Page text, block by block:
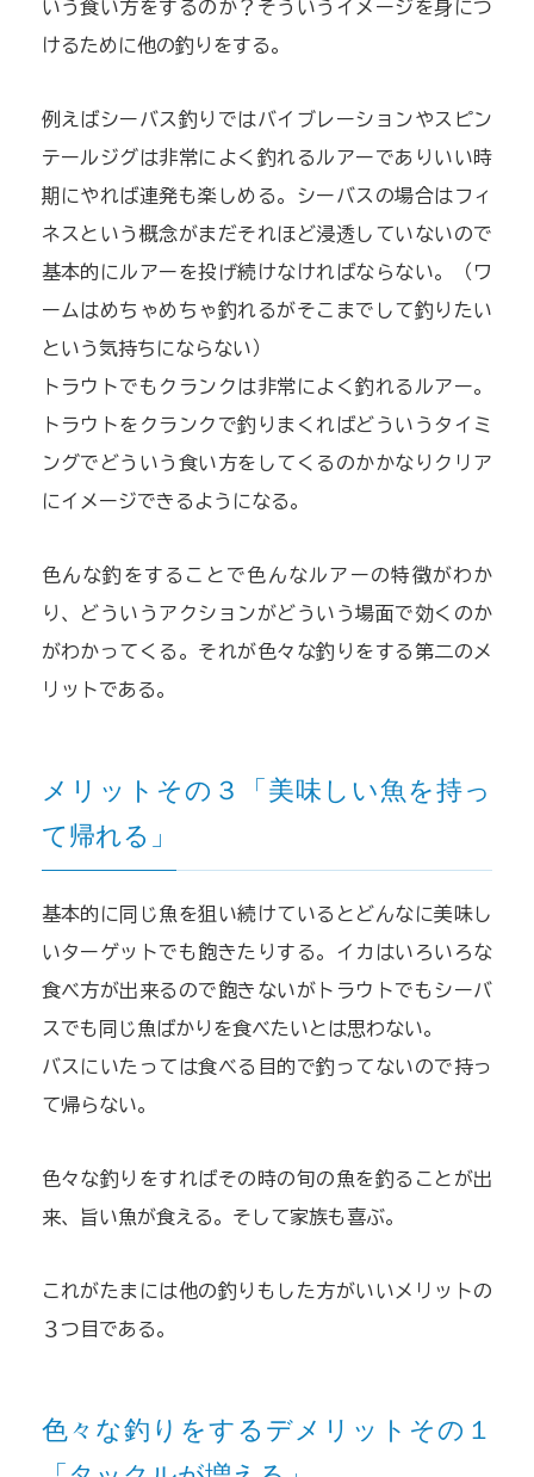
いう食い方をするのか？そういうイメージを身につ
けるために他の釣りをする。
例えばシーバス釣りではバイブレーションやスピン
テールジグは非常によく釣れるルアーでありいい時
期にやれば連発も楽しめる。シーバスの場合はフィ
ネスという概念がまだそれほど浸透していないので
基本的にルアーを投げ続けなければならない。（ワ
ームはめちゃめちゃ釣れるがそこまでして釣りたい
という気持ちにならない）
トラウトでもクランクは非常によく釣れるルアー。
トラウトをクランクで釣りまくればどういうタイミ
ングでどういう食い方をしてくるのかかなりクリア
にイメージできるようになる。
色んな釣をすることで色んなルアーの特徴がわか
り、どういうアクションがどういう場面で効くのか
がわかってくる。それが色々な釣りをする第二のメ
リットである。
メリットその３「美味しい魚を持っ
て帰れる」
基本的に同じ魚を狙い続けているとどんなに美味し
いターゲットでも飽きたりする。イカはいろいろな
食べ方が出来るので飽きないがトラウトでもシーバ
スでも同じ魚ばかりを食べたいとは思わない。
バスにいたっては食べる目的で釣ってないので持っ
て帰らない。
色々な釣りをすればその時の旬の魚を釣ることが出
来、旨い魚が食える。そして家族も喜ぶ。
これがたまには他の釣りもした方がいいメリットの
３つ目である。
色々な釣りをするデメリットその１